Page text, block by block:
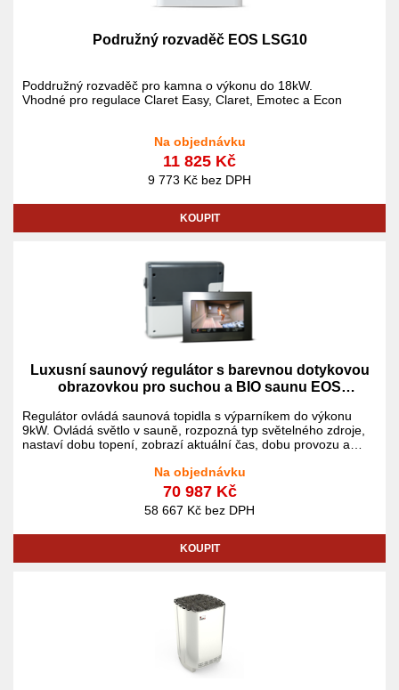
Podružný rozvaděč EOS LSG10
Poddružný rozvaděč pro kamna o výkonu do 18kW.
Vhodné pro regulace Claret Easy, Claret, Emotec a Econ
Na objednávku
11 825 Kč
9 773 Kč bez DPH
KOUPIT
Luxusní saunový regulátor s barevnou dotykovou
obrazovkou pro suchou a BIO saunu EOS
Regulátor ovládá saunová topidla s výparníkem do výkonu
9kW. Ovládá světlo v sauně, rozpozná typ světelného zdroje,
nastaví dobu topení, zobrazí aktuální čas, dobu provozu a
Na objednávku
70 987 Kč
58 667 Kč bez DPH
KOUPIT